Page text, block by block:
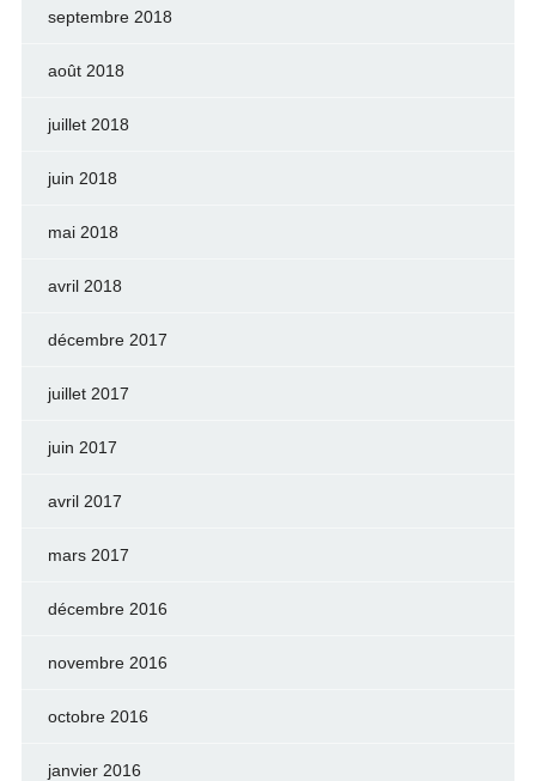
septembre 2018
août 2018
juillet 2018
juin 2018
mai 2018
avril 2018
décembre 2017
juillet 2017
juin 2017
avril 2017
mars 2017
décembre 2016
novembre 2016
octobre 2016
janvier 2016